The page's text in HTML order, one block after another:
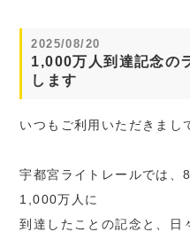
2025/08/20
1,000万人到達記念の
します
いつもご利用いただきまし
宇都宮ライトレールでは
1,000万人に
到達したことの記念と、日